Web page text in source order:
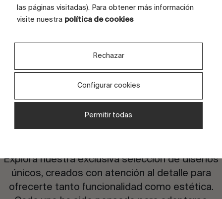
TAMAÑO CARAS (CM) 120x280
Explora nuestra exclusiva selección de diseños
únicos, creados con atención al detalle para
ofrecerte tanto funcionalidad como estética.
las páginas visitadas). Para obtener más información
visite nuestra política de cookies
Rechazar
Configurar cookies
Permitir todas